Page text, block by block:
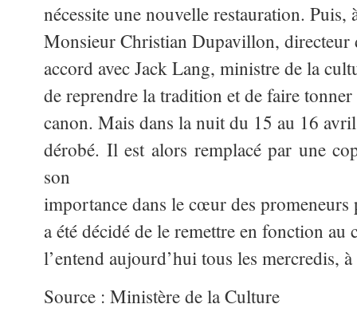
nécessite une nouvelle restauration.
Monsieur Christian Dupavillon, directeur
accord avec Jack Lang, ministre de la
de reprendre la tradition et de faire
canon. Mais dans la nuit du 15 au 16
dérobé. Il est alors remplacé par une
son
importance dans le cœur des promeneurs
a été décidé de le remettre en fonction au
l’entend aujourd’hui tous les mercredis,
Source : Ministère de la Culture